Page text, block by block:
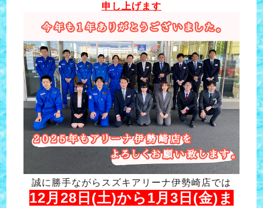
申し上げます
誠に勝手ながらスズキアリーナ伊勢崎店では
12月28日(土)から1月3日(金)ま